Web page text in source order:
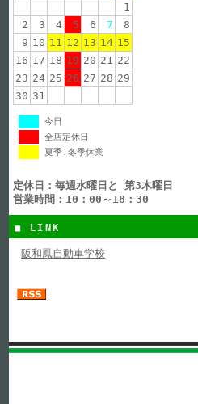
1
2
3 4 5 6 7
8
9 10 11 12 13 14 15
16 17 18 19 20 21 22
23 24 25 26 27 28 29
30 31
今日
全店定休日
夏季.冬季休業
定休日：毎週水曜日と 第3木曜日
営業時間：10：00～18：30
■ LINK
阪和鳳自動車学校